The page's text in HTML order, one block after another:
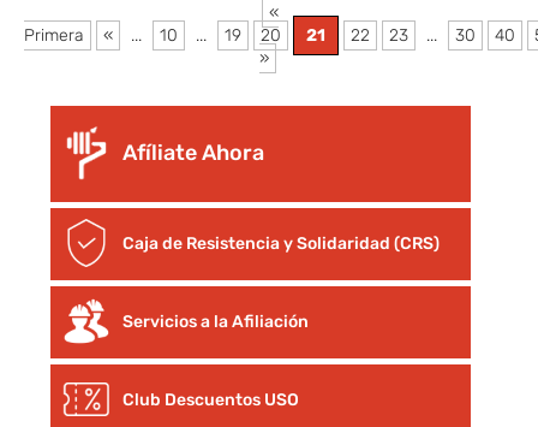
«
Primera
« ... 10 ... 19 20 21 22 23 ... 30 40
»
Afíliate Ahora
Caja de Resistencia y Solidaridad (CRS)
Servicios a la Afiliación
Club Descuentos USO